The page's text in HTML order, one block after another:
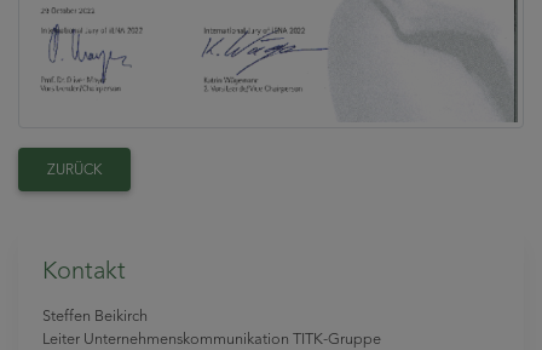
ZURÜCK
Kontakt
Steffen Beikirch
Leiter Unternehmenskommunikation TITK-Gruppe